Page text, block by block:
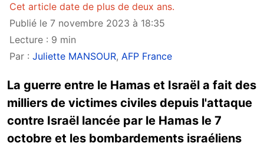
Cet article date de plus de deux ans.
Publié le 7 novembre 2023 à 18:35
Lecture : 9 min
Par : Juliette MANSOUR, AFP France
La guerre entre le Hamas et Israël a fait des
milliers de victimes civiles depuis l'attaque
contre Israël lancée par le Hamas le 7
octobre et les bombardements israéliens